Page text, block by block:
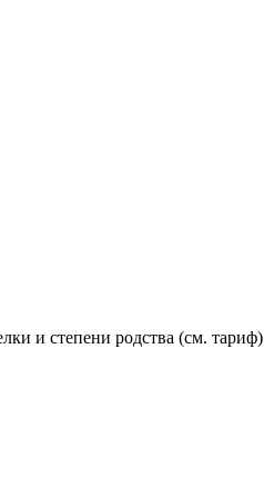
и степени родства (см. тариф)